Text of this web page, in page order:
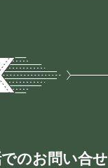
のお問い合せ